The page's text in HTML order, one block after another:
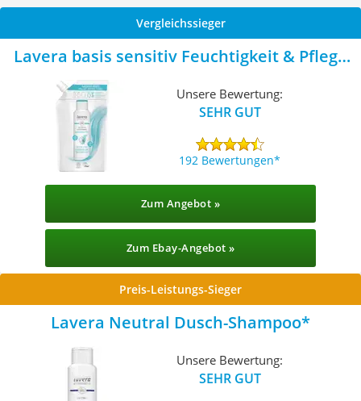
Vergleichssieger
Lavera basis sensitiv Feuchtigkeit & Pflege
Unsere Bewertung:
SEHR GUT
192 Bewertungen
Zum Angebot »
Zum Ebay-Angebot »
Preis-Leistungs-Sieger
Lavera Neutral Dusch-Shampoo
Unsere Bewertung:
SEHR GUT